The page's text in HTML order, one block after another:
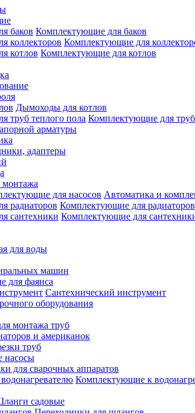
Комплектующие для баков
Комплектующие для
Комплектующие для котлов
Дымоходы для котлов
Комплектующие для труб
арматуры
адаптеры
Автоматика и
Комплектующие для радиаторов
Комплектующие для
для воды
машин
для фаянса
Сантехнический инструмент
оборудования
монтажа труб
и американок
труб
насосы
для сварочных аппаратов
Комплектующие к
садовые